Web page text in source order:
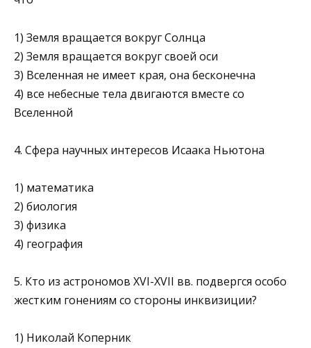
1) Земля вращается вокруг Солнца
2) Земля вращается вокруг своей оси
3) Вселенная не имеет края, она бесконечна
4) все небесные тела двигаются вместе со
Вселенной
4. Сфера научных интересов Исаака Ньютона
1) математика
2) биология
3) физика
4) география
5. Кто из астрономов XVI-XVII вв. подвергся особо
жестким гонениям со стороны инквизиции?
1) Николай Коперник